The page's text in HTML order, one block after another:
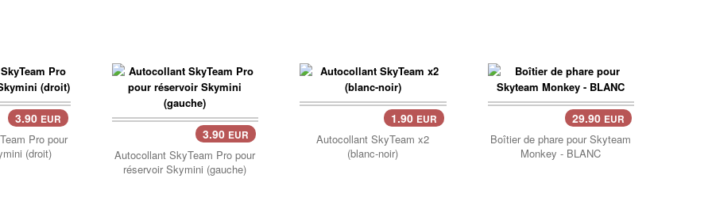
3.90 EUR
Pro pour
(droit)
3.90 EUR
Autocollant SkyTeam Pro pour
réservoir Skymini (gauche)
1.90 EUR
Autocollant SkyTeam x2
(blanc-noir)
29.90 EUR
Boîtier de phare pour Skyteam
Monkey - BLANC